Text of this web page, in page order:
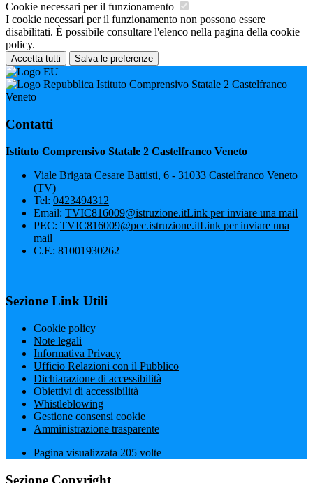
Cookie necessari per il funzionamento
I cookie necessari per il funzionamento non possono essere
disabilitati. È possibile consultare l'elenco nella pagina della cookie
policy.
Accetta tutti Salva le preferenze
Istituto Comprensivo Statale 2 Castelfranco
Veneto
Contatti
Istituto Comprensivo Statale 2 Castelfranco Veneto
Viale Brigata Cesare Battisti, 6 - 31033 Castelfranco Veneto
(TV)
Tel: 0423494312
Email: TVIC816009@istruzione.itLink per inviare una mail
PEC: TVIC816009@pec.istruzione.itLink per inviare una
mail
C.F.: 81001930262
Sezione Link Utili
Cookie policy
Note legali
Informativa Privacy
Ufficio Relazioni con il Pubblico
Dichiarazione di accessibilità
Obiettivi di accessibilità
Whistleblowing
Gestione consensi cookie
Amministrazione trasparente
Pagina visualizzata 205 volte
Sezione Copyright